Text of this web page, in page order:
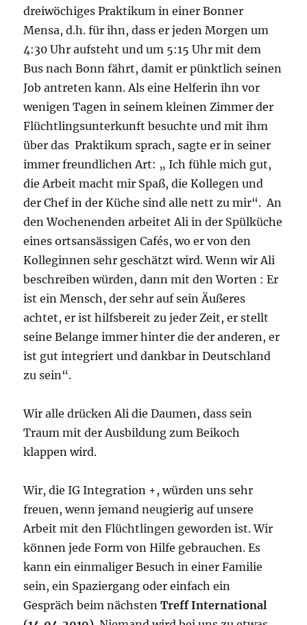
dreiwöchiges Praktikum in einer Bonner
Mensa, d.h. für ihn, dass er jeden Morgen um
4:30 Uhr aufsteht und um 5:15 Uhr mit dem
Bus nach Bonn fährt, damit er pünktlich seinen
Job antreten kann. Als eine Helferin ihn vor
wenigen Tagen in seinem kleinen Zimmer der
Flüchtlingsunterkunft besuchte und mit ihm
über das Praktikum sprach, sagte er in seiner
immer freundlichen Art: „ Ich fühle mich gut,
die Arbeit macht mir Spaß, die Kollegen und
der Chef in der Küche sind alle nett zu mir“. An
den Wochenenden arbeitet Ali in der Spülküche
eines ortsansässigen Cafés, wo er von den
Kolleginnen sehr geschätzt wird. Wenn wir Ali
beschreiben würden, dann mit den Worten : Er
ist ein Mensch, der sehr auf sein Äußeres
achtet, er ist hilfsbereit zu jeder Zeit, er stellt
seine Belange immer hinter die der anderen, er
ist gut integriert und dankbar in Deutschland
zu sein“.
Wir alle drücken Ali die Daumen, dass sein
Traum mit der Ausbildung zum Beikoch
klappen wird.
Wir, die IG Integration +, würden uns sehr
freuen, wenn jemand neugierig auf unsere
Arbeit mit den Flüchtlingen geworden ist. Wir
können jede Form von Hilfe gebrauchen. Es
kann ein einmaliger Besuch in einer Familie
sein, ein Spaziergang oder einfach ein
Gespräch beim nächstenTreff International